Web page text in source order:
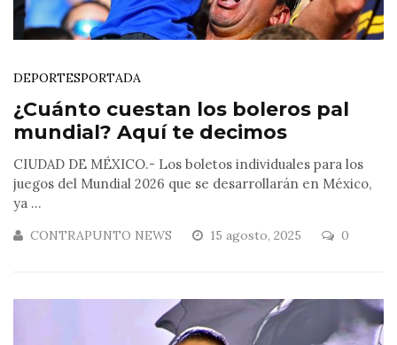
DEPORTESPORTADA
¿Cuánto cuestan los boleros pal
mundial? Aquí te decimos
CIUDAD DE MÉXICO.- Los boletos individuales para los
juegos del Mundial 2026 que se desarrollarán en México,
ya ...
CONTRAPUNTO NEWS 15 agosto, 2025 0